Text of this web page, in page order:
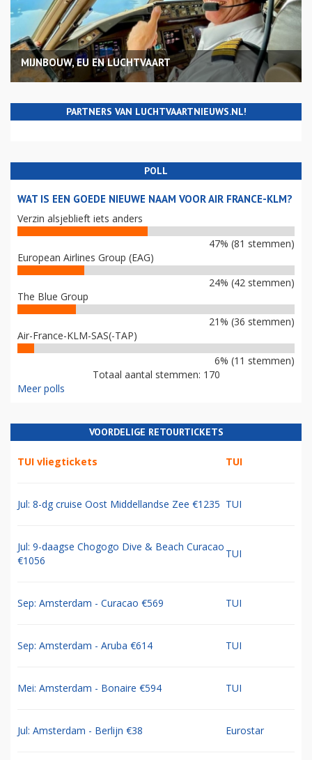
MIJNBOUW, EU EN LUCHTVAART
PARTNERS VAN LUCHTVAARTNIEUWS.NL!
POLL
WAT IS EEN GOEDE NIEUWE NAAM VOOR AIR FRANCE-KLM?
Verzin alsjeblieft iets anders
47% (81 stemmen)
European Airlines Group (EAG)
24% (42 stemmen)
The Blue Group
21% (36 stemmen)
Air-France-KLM-SAS(-TAP)
6% (11 stemmen)
Totaal aantal stemmen: 170
Meer polls
VOORDELIGE RETOURTICKETS
TUI vliegtickets TUI
Jul: 8-dg cruise Oost Middellandse Zee €1235 TUI
Jul: 9-daagse Chogogo Dive & Beach Curacao
€1056
TUI
Sep: Amsterdam - Curacao €569 TUI
Sep: Amsterdam - Aruba €614 TUI
Mei: Amsterdam - Bonaire €594 TUI
Jul: Amsterdam - Berlijn €38 Eurostar